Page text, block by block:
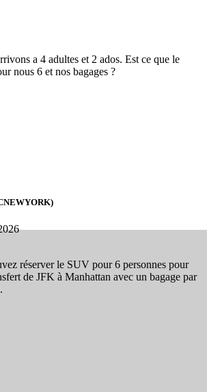
a 4 adultes et 2 ados. Est ce que le
nous 6 et nos bagages ?
réserver le SUV pour 6 personnes pour
de JFK à Manhattan avec un bagage par